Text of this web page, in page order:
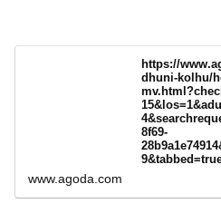
https://
dhuni-kolhu/
8f69-
www.agoda.com